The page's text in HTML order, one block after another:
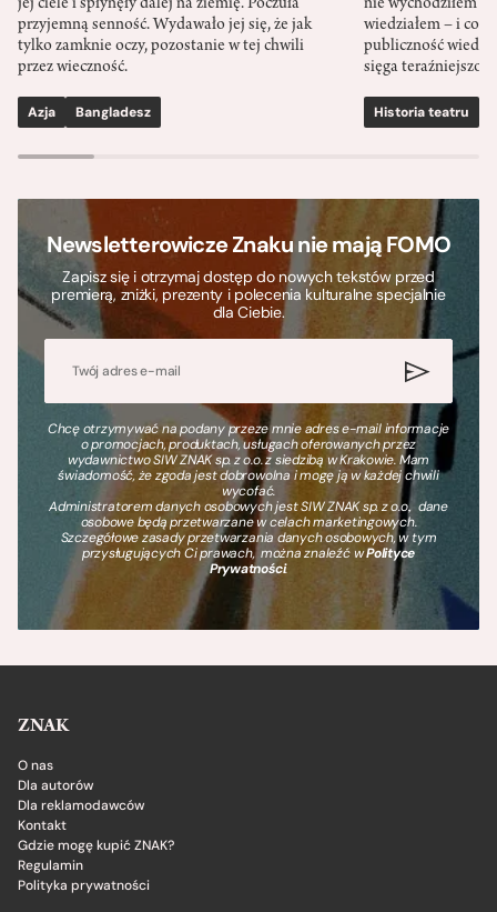
jej ciele i spłynęły dalej na ziemię. Poczuła
przyjemną senność. Wydawało jej się, że jak
tylko zamknie oczy, pozostanie w tej chwili
przez wieczność.
Azja Bangladesz
nie wychodziłem
wiedziałem – i co
publiczność
sięga
Historia teatru
Newsletterowicze Znaku nie mają FOMO
Zapisz się i otrzymaj dostęp do nowych tekstów przed
premierą, zniżki, prezenty i polecenia kulturalne specjalnie
dla Ciebie.
Chcę otrzymywać na podany przeze mnie adres e-mail informacje
o promocjach, produktach, usługach oferowanych przez
wydawnictwo SIW ZNAK sp. z o.o. z siedzibą w Krakowie. Mam
świadomość, że zgoda jest dobrowolna i mogę ją w każdej chwili
wycofać.
Administratorem danych osobowych jest SIW ZNAK sp. z o.o., dane
osobowe będą przetwarzane w celach marketingowych.
Szczegółowe zasady przetwarzania danych osobowych, w tym
przysługujących Ci prawach, można znaleźć wPolityce
Prywatności.
ZNAK
O nas
Dla autorów
Dla reklamodawców
Kontakt
Gdzie mogę kupić ZNAK?
Regulamin
Polityka prywatności